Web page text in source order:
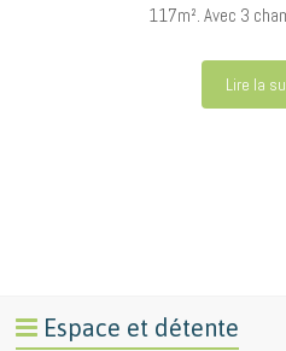
117m². Avec 3
Lire la
Espace et détente